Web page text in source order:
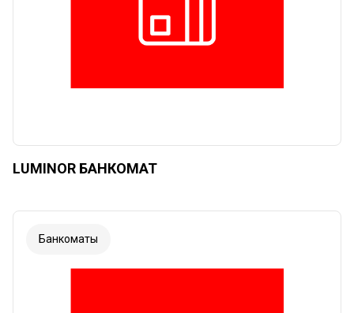
LUMINOR БАНКОМАТ
Банкоматы